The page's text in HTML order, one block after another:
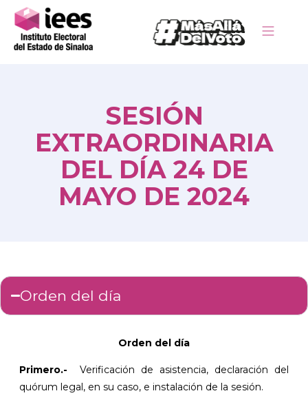
SESIÓN
EXTRAORDINARIA
DEL DÍA 24 DE
MAYO DE 2024
Orden del día
Orden del día
Primero.- Verificación de asistencia, declaración del
quórum legal, en su caso, e instalación de la sesión.